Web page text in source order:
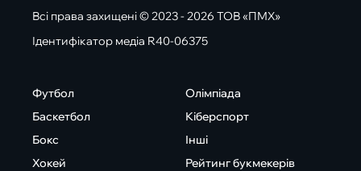
Всі права захищені © 2023 - 2026 ТОВ «ПМХ»
Ідентифікатор медіа R40-06375
Футбол
Баскетбол
Бокс
Хокей
Олімпіада
Кіберспорт
Інші
Рейтинг букмекерів